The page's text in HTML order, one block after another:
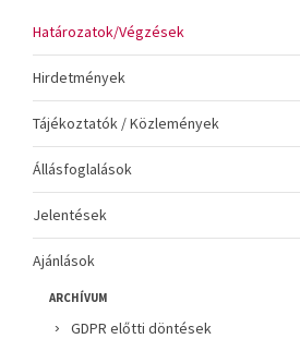
Határozatok/Végzések
Hirdetmények
Tájékoztatók / Közlemények
Állásfoglalások
Jelentések
Ajánlások
ARCHÍVUM
GDPR előtti döntések